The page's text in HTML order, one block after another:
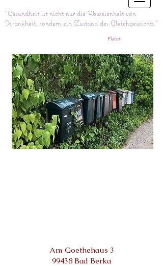
"Gesundheit ist nicht nur die Abwesenheit von
Krankheit, sondern ein Zustand des Gleichgewichts."
Platon
Am Goethehaus 3
99438 Bad Berka